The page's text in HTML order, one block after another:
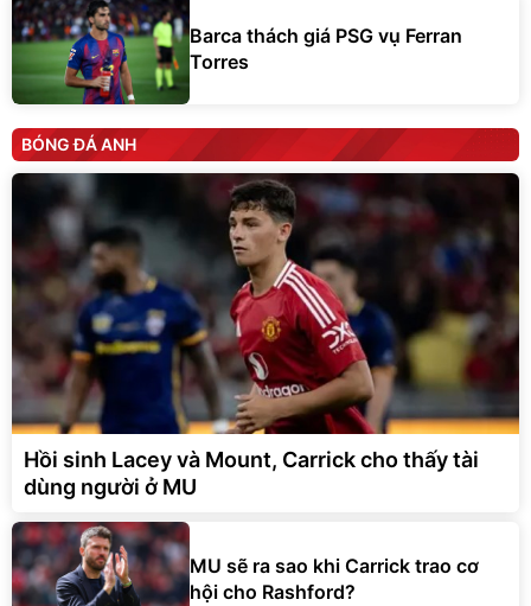
Barca thách giá PSG vụ Ferran
Torres
BÓNG ĐÁ ANH
Hồi sinh Lacey và Mount, Carrick cho thấy tài
dùng người ở MU
MU sẽ ra sao khi Carrick trao cơ
hội cho Rashford?